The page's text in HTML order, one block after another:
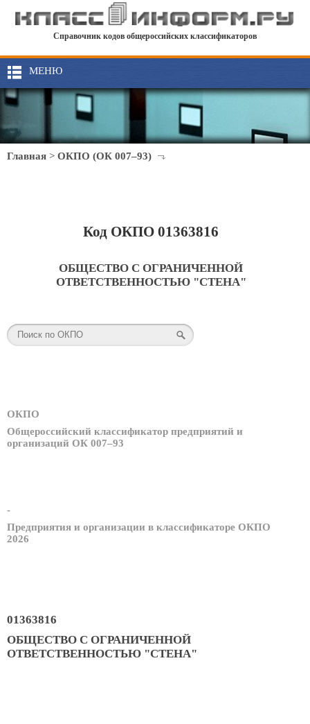
Справочник кодов общероссийских классификаторов
МЕНЮ
Главная > ОКПО (ОК 007–93)
Код ОКПО 01363816
ОБЩЕСТВО С ОГРАНИЧЕННОЙ
ОТВЕТСТВЕННОСТЬЮ "СТЕНА"
ОКПО
Общероссийский классификатор предприятий и
организаций ОК 007–93
-
Предприятия и организации в классификаторе ОКПО
2026
01363816
ОБЩЕСТВО С ОГРАНИЧЕННОЙ
ОТВЕТСТВЕННОСТЬЮ "СТЕНА"